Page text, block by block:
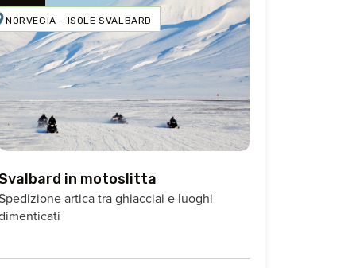
NORVEGIA - ISOLE SVALBARD
in motoslitta
artica tra ghiacciai e luoghi